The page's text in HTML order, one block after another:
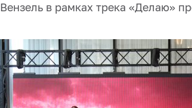
в рамках трека «Делаю»